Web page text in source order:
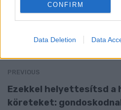
CONFIRM
Data Deletion Data
Egészséges Fogyás
PREVIOUS
Ezekkel helyettesítsd a
köreteket: